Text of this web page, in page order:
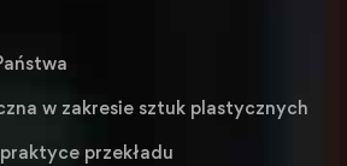
w zakresie sztuk plastycznych
przekładu